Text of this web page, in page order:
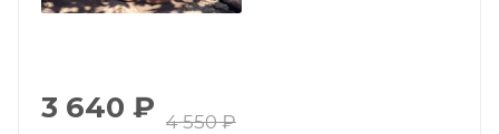
3 640 ₽ 4 550₽